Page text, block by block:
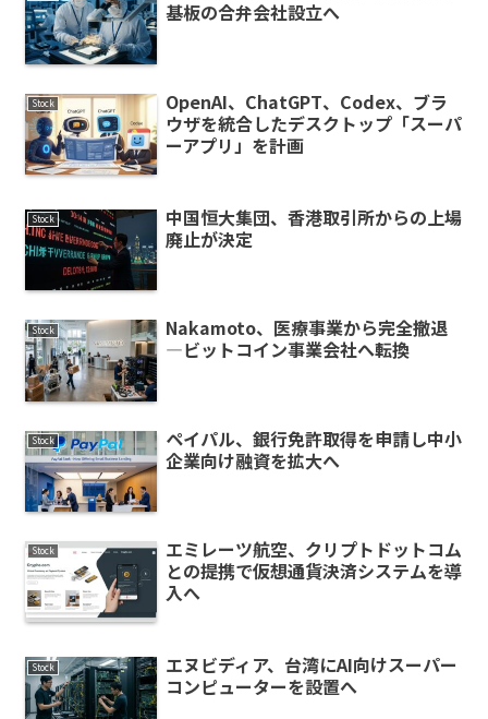
基板の合弁会社設立へ
Stock
OpenAI、ChatGPT、Codex、ブラ
ウザを統合したデスクトップ「スーパ
ーアプリ」を計画
Stock
中国恒大集団、香港取引所からの上場
廃止が決定
Stock
Nakamoto、医療事業から完全撤退
—ビットコイン事業会社へ転換
Stock
ペイパル、銀行免許取得を申請し中小
企業向け融資を拡大へ
Stock
エミレーツ航空、クリプトドットコム
との提携で仮想通貨決済システムを導
入へ
Stock
エヌビディア、台湾にAI向けスーパー
コンピューターを設置へ